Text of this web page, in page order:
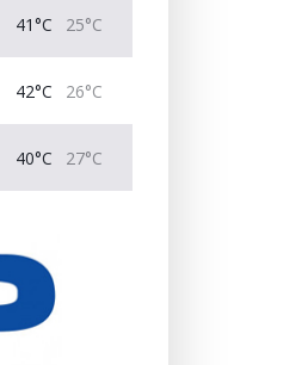
41°C 25°C
42°C 26°C
40°C 27°C